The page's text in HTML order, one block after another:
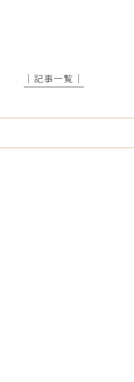
│記事一覧│